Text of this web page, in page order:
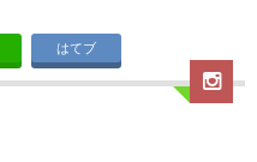
はてブ